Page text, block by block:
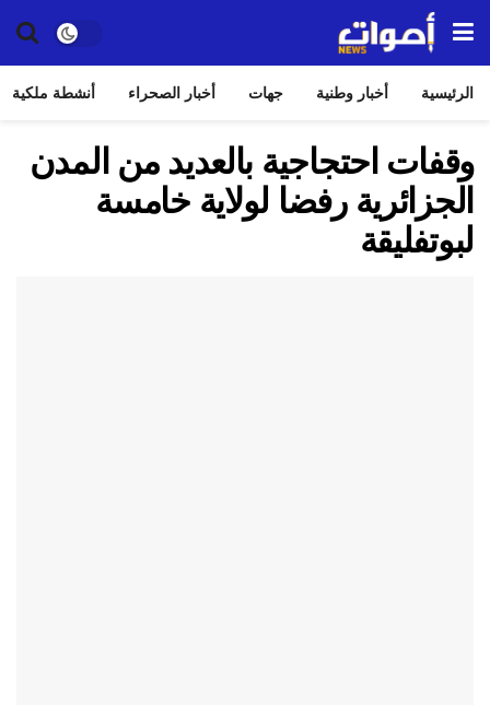
الرئيسية أخبار وطنية جهات أخبار الصحراء أنشطة ملكية
وقفات احتجاجية بالعديد من المدن
الجزائرية رفضا لولاية خامسة
لبوتفليقة